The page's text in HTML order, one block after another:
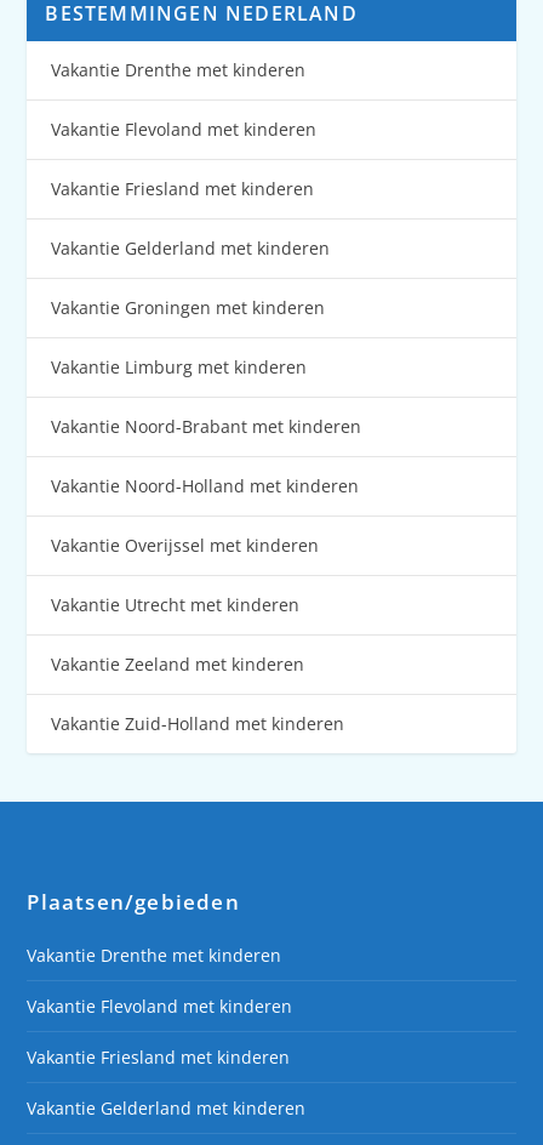
BESTEMMINGEN NEDERLAND
Vakantie Drenthe met kinderen
Vakantie Flevoland met kinderen
Vakantie Friesland met kinderen
Vakantie Gelderland met kinderen
Vakantie Groningen met kinderen
Vakantie Limburg met kinderen
Vakantie Noord-Brabant met kinderen
Vakantie Noord-Holland met kinderen
Vakantie Overijssel met kinderen
Vakantie Utrecht met kinderen
Vakantie Zeeland met kinderen
Vakantie Zuid-Holland met kinderen
Plaatsen/gebieden
Vakantie Drenthe met kinderen
Vakantie Flevoland met kinderen
Vakantie Friesland met kinderen
Vakantie Gelderland met kinderen